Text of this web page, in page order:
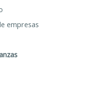
empresas